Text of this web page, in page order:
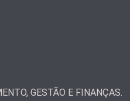
GESTÃO E FINANÇAS.